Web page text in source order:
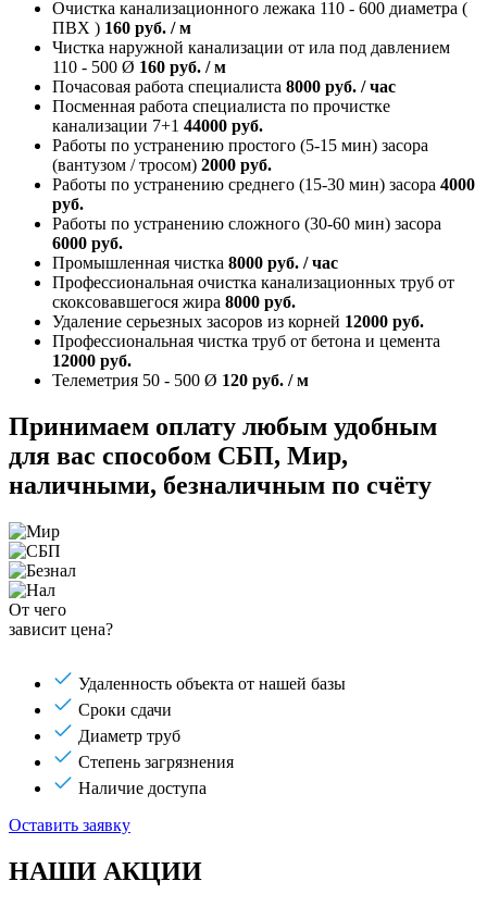
Очистка канализационного лежака 110 - 600 диаметра (
ПВХ ) 160 руб. / м
Чистка наружной канализации от ила под давлением
110 - 500 Ø 160 руб. / м
Почасовая работа специалиста 8000 руб. / час
Посменная работа специалиста по прочистке
канализации 7+1 44000 руб.
Работы по устранению простого (5-15 мин) засора
(вантузом / тросом) 2000 руб.
Работы по устранению среднего (15-30 мин) засора 4000
руб.
Работы по устранению сложного (30-60 мин) засора
6000 руб.
Промышленная чистка 8000 руб. / час
Профессиональная очистка канализационных труб от
скоксовавшегося жира 8000 руб.
Удаление серьезных засоров из корней 12000 руб.
Профессиональная чистка труб от бетона и цемента
12000 руб.
Телеметрия 50 - 500 Ø 120 руб. / м
Принимаем оплату любым удобным
для вас способом СБП, Мир,
наличными, безналичным по счёту
От чего
зависит цена?
Удаленность объекта от нашей базы
Сроки сдачи
Диаметр труб
Степень загрязнения
Наличие доступа
Оставить заявку
НАШИ АКЦИИ